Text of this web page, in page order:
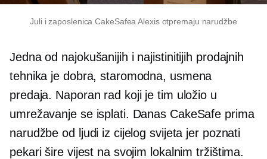
Juli i zaposlenica CakeSafea Alexis otpremaju narudžbe
Jedna od najokušanijih i najistinitijih prodajnih
tehnika je dobra, staromodna, usmena
predaja. Naporan rad koji je tim uložio u
umrežavanje se isplati. Danas CakeSafe prima
narudžbe od ljudi iz cijelog svijeta jer poznati
pekari šire vijest na svojim lokalnim tržištima.